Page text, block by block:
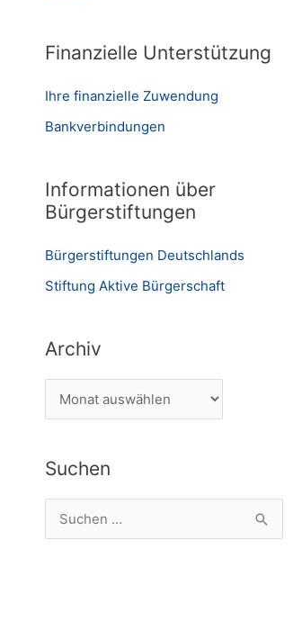
Finanzielle Unterstützung
Ihre finanzielle Zuwendung
Bankverbindungen
Informationen über
Bürgerstiftungen
Bürgerstiftungen Deutschlands
Stiftung Aktive Bürgerschaft
Archiv
r
h
i
Suchen
u